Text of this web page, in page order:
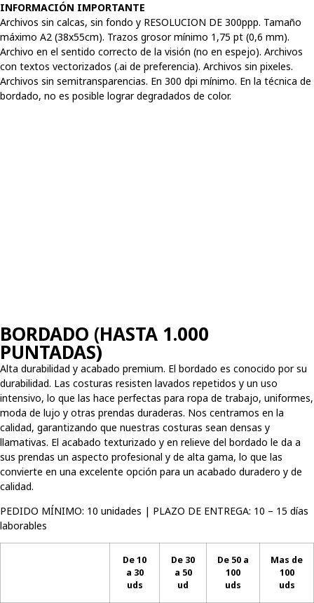
INFORMACIÓN IMPORTANTE
Archivos sin calcas, sin fondo y RESOLUCION DE 300ppp. Tamaño
máximo A2 (38x55cm). Trazos grosor mínimo 1,75 pt (0,6 mm).
Archivo en el sentido correcto de la visión (no en espejo). Archivos
con textos vectorizados (.ai de preferencia). Archivos sin pixeles.
Archivos sin semitransparencias. En 300 dpi mínimo. En la técnica de
bordado, no es posible lograr degradados de color.
BORDADO (HASTA 1.000
PUNTADAS)
Alta durabilidad y acabado premium. El bordado es conocido por su
durabilidad. Las costuras resisten lavados repetidos y un uso
intensivo, lo que las hace perfectas para ropa de trabajo, uniformes,
moda de lujo y otras prendas duraderas. Nos centramos en la
calidad, garantizando que nuestras costuras sean densas y
llamativas. El acabado texturizado y en relieve del bordado le da a
sus prendas un aspecto profesional y de alta gama, lo que las
convierte en una excelente opción para un acabado duradero y de
calidad.
PEDIDO MÍNIMO: 10 unidades | PLAZO DE ENTREGA: 10 – 15 días
laborables
De 10
a 30
uds
De 30
a 50
ud
De 50 a
100
uds
Mas de
100
uds